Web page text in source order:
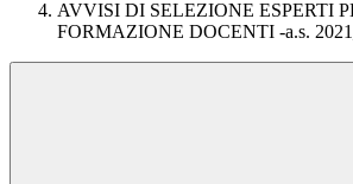
AVVISI DI SELEZIONE ESPERTI
FORMAZIONE DOCENTI -a.s.